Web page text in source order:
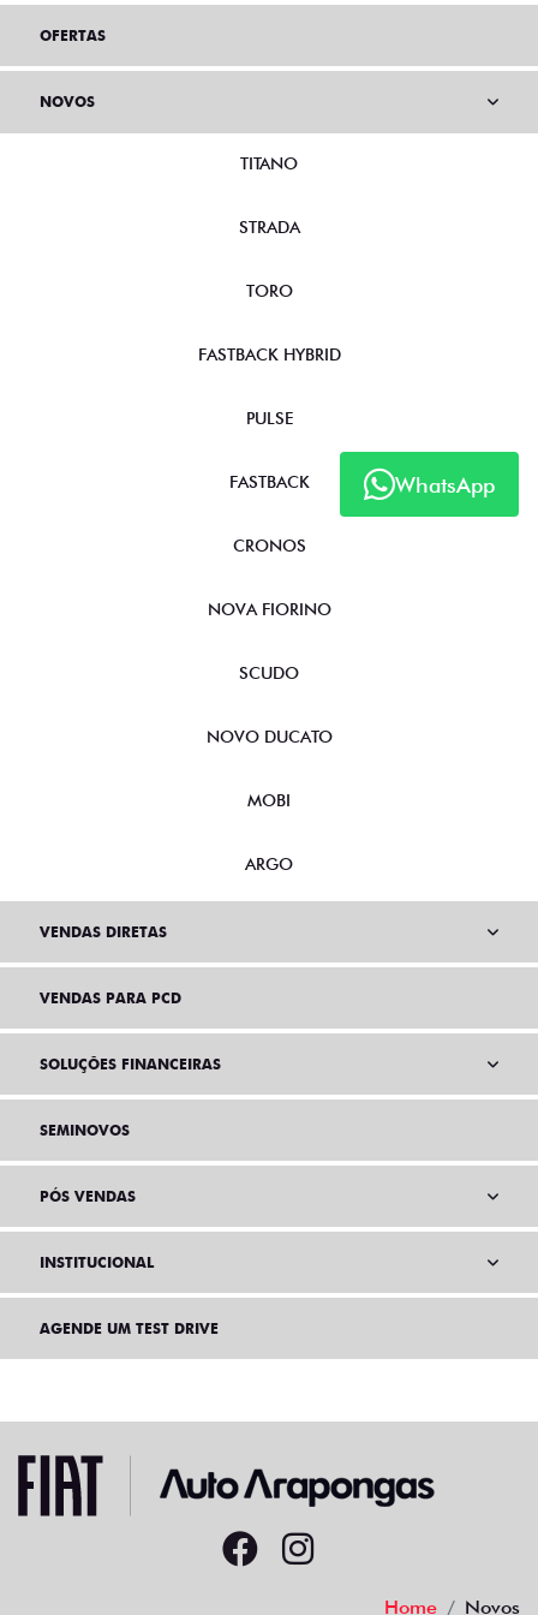
WhatsApp
OFERTAS
NOVOS
TITANO
STRADA
TORO
FASTBACK HYBRID
PULSE
FASTBACK
CRONOS
NOVA FIORINO
SCUDO
NOVO DUCATO
MOBI
ARGO
VENDAS DIRETAS
VENDAS PARA PCD
SOLUÇÕES FINANCEIRAS
SEMINOVOS
PÓS VENDAS
INSTITUCIONAL
AGENDE UM TEST DRIVE
Home Novos